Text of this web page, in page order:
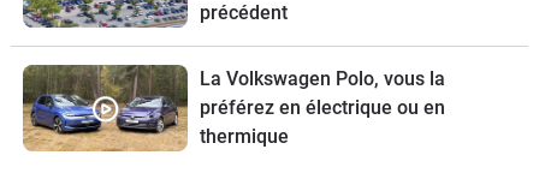
précédent
La Volkswagen Polo, vous la
préférez en électrique ou en
thermique